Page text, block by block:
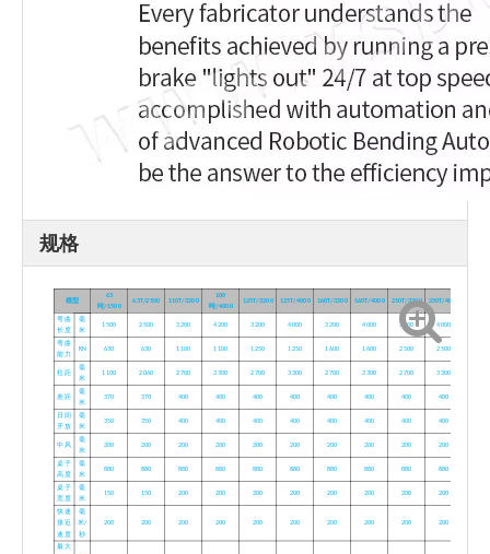
规格
模型
63
吨/1500
63T/2500 110T/3200
100
吨/4000
125T/3200 125T/4000 160T/3200 160T/4000 250T/3200 250T/4000
弯曲
长度
毫
米
1500 2500 3200 4200 3200 4000 3200 4000 3200 4000
弯曲
能力
KN 630 630 1100 1100 1250 1250 1600 1600 2500 2500
柱距
毫
米
1100 2060 2700 3300 2700 3300 2700 3300 2700 3300
差距
毫
米
370 370 400 400 400 400 400 400 400 400
日间
开放
毫
米
350 350 400 400 400 400 400 400 400 400
中风
毫
米
200 200 200 200 200 200 200 200 200 200
桌子
高度
毫
米
880 880 880 880 880 880 880 880 880 880
桌子
宽度
毫
米
150 150 200 200 200 200 200 200 200 200
快速
接近
速度
毫
米/
秒
200 200 200 200 200 200 200 200 200 200
最大